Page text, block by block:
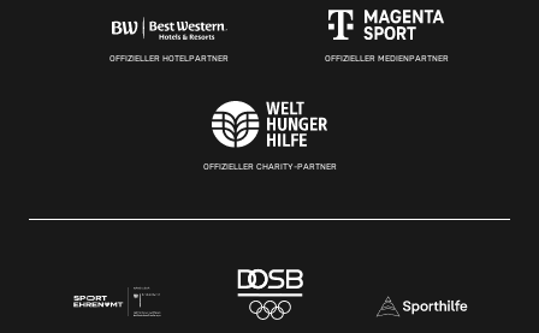
OFFIZIELLER HOTELPARTNER OFFIZIELLER MEDIENPARTNER
OFFIZIELLER CHARITY-PARTNER